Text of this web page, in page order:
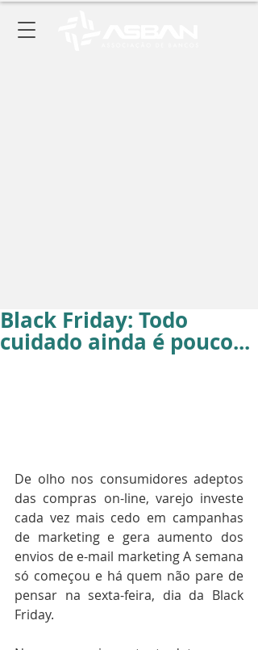
Black Friday: Todo
cuidado ainda é pouco...
De olho nos consumidores adeptos
das compras on-line, varejo investe
cada vez mais cedo em campanhas
de marketing e gera aumento dos
envios de e-mail marketing A semana
só começou e há quem não pare de
pensar na sexta-feira, dia da Black
Friday.